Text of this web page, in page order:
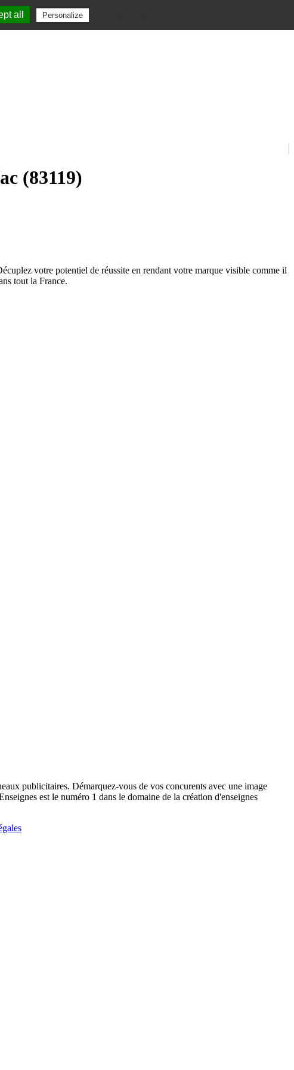
(83119)
votre potentiel de réussite en rendant votre marque visible comme il
tout la France.
publicitaires. Démarquez-vous de vos concurents avec une image
est le numéro 1 dans le domaine de la création d'enseignes
all Personalize